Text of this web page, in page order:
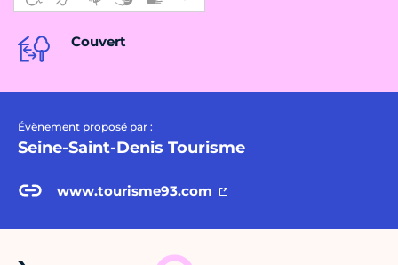
Couvert
Évènement proposé par :
Seine-Saint-Denis Tourisme
www.tourisme93.com